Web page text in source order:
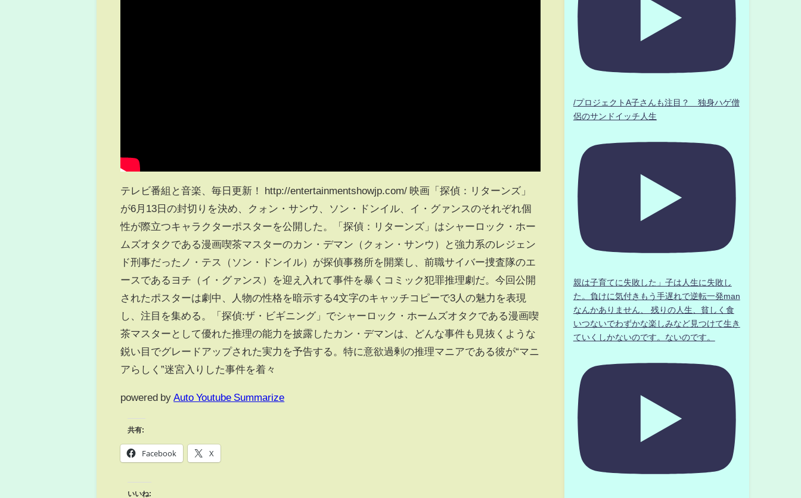
テレビ番組と音楽、毎日更新！ http://entertainmentshowjp.com/ 映画「探偵：リターンズ」
が6月13日の封切りを決め、クォン・サンウ、ソン・ドンイル、イ・グァンスのそれぞれ個
性が際立つキャラクターポスターを公開した。「探偵：リターンズ」はシャーロック・ホー
ムズオタクである漫画喫茶マスターのカン・デマン（クォン・サンウ）と強力系のレジェン
ド刑事だったノ・テス（ソン・ドンイル）が探偵事務所を開業し、前職サイバー捜査隊のエ
ースであるヨチ（イ・グァンス）を迎え入れて事件を暴くコミック犯罪推理劇だ。今回公開
されたポスターは劇中、人物の性格を暗示する4文字のキャッチコピーで3人の魅力を表現
し、注目を集める。「探偵:ザ・ビギニング」でシャーロック・ホームズオタクである漫画喫
茶マスターとして優れた推理の能力を披露したカン・デマンは、どんな事件も見抜くような
鋭い目でグレードアップされた実力を予告する。特に意欲過剰の推理マニアである彼が“マニ
アらしく”迷宮入りした事件を着々
powered by Auto Youtube Summarize
共有:
Facebook X
いいね:
/プロジェクトA子さんも注目？ 独身ハゲ僧
侶のサンドイッチ人生
親は子育てに失敗した」子は人生に失敗し
た。負けに気付きもう手遅れで逆転一発man
なんかありません、 残りの人生、貧しく食
いつないでわずかな楽しみなど見つけて生き
ていくしかないのです。ないのです。